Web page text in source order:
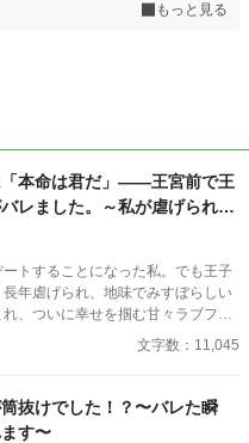
もっと見る
「本命は君だ」――王宮前で王
レました。～私が虐げられる
私と王子を結び付
トすることになった私。でも王子
年虐げられ、地味でみすぼらしい
、ついに幸せを掴む甘々ラブファ
影武者の存在も絡み、ハラハラと
文字数：11,045
抜けでした！？〜バレた瞬
す〜